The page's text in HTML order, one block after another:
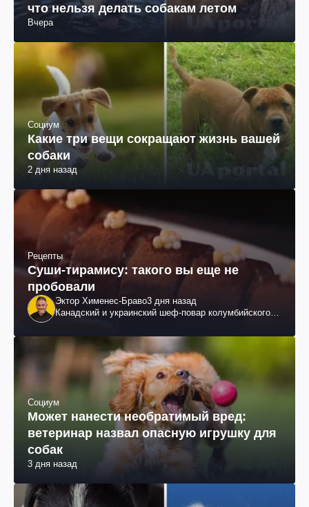
что нельзя делать собакам летом
Вчера
Социум
Какие три вещи сокращают жизнь вашей
собаки
2 дня назад
Рецепты
Суши-тирамису: такого вы еще не
пробовали
Эктор Хименес-Браво3 дня назад
Канадский и украинский шеф-повар колумбийского
Социум
Может нанести необратимый вред:
ветеринар назвал опасную игрушку для
собак
3 дня назад